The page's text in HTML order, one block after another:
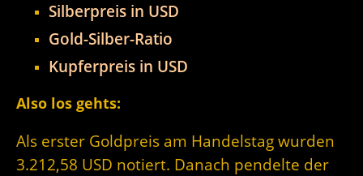
Silberpreis in USD
Gold-Silber-Ratio
Kupferpreis in USD
Also los gehts:
Als erster Goldpreis am Handelstag wurden
3.212,58 USD notiert. Danach pendelte der